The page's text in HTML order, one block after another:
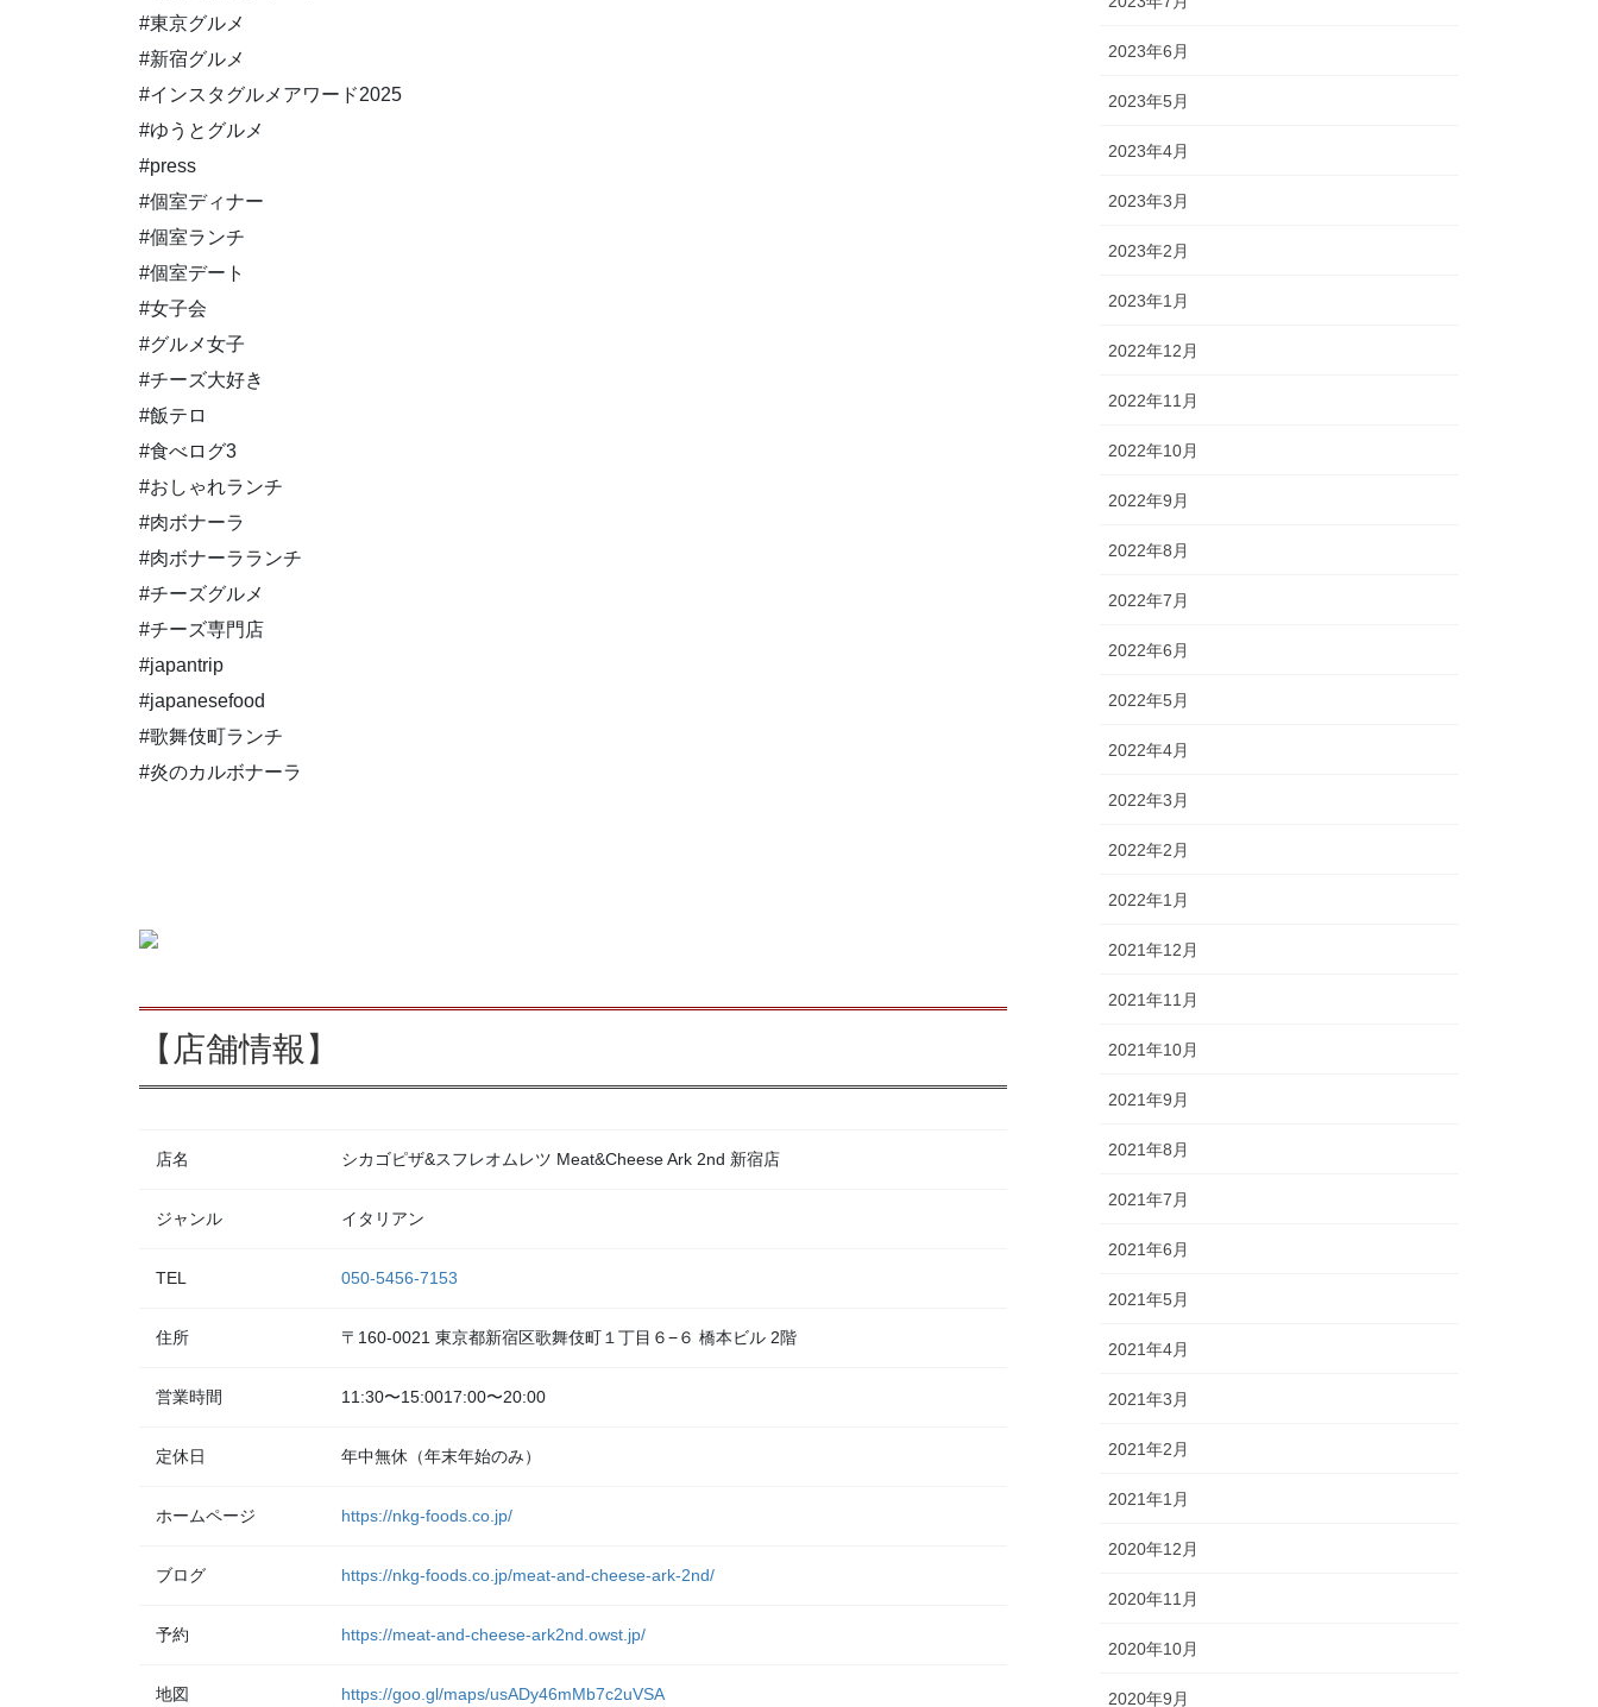
#東京グルメ
#新宿グルメ
#インスタグルメアワード2025
#ゆうとグルメ
#press
#個室ディナー
#個室ランチ
#個室デート
#女子会
#グルメ女子
#チーズ大好き
#飯テロ
#食べログ3
#おしゃれランチ
#肉ボナーラ
#肉ボナーラランチ
#チーズグルメ
#チーズ専門店
#japantrip
#japanesefood
#歌舞伎町ランチ
#炎のカルボナーラ
【店舗情報】
店名 シカゴピザ&スフレオムレツ Meat&Cheese Ark 2nd 新宿店
ジャンル イタリアン
TEL 050-5456-7153
住所 〒160-0021 東京都新宿区歌舞伎町１丁目６−６ 橋本ビル 2階
営業時間 11:30〜15:0017:00〜20:00
定休日 年中無休（年末年始のみ）
ホームページ https://nkg-foods.co.jp/
ブログ https://nkg-foods.co.jp/meat-and-cheese-ark-2nd/
予約 https://meat-and-cheese-ark2nd.owst.jp/
地図 https://goo.gl/maps/usADy46mMb7c2uVSA
2023年6月
2023年5月
2023年4月
2023年3月
2023年2月
2023年1月
2022年12月
2022年11月
2022年10月
2022年9月
2022年8月
2022年7月
2022年6月
2022年5月
2022年4月
2022年3月
2022年2月
2022年1月
2021年12月
2021年11月
2021年10月
2021年9月
2021年8月
2021年7月
2021年6月
2021年5月
2021年4月
2021年3月
2021年2月
2021年1月
2020年12月
2020年11月
2020年10月
2020年9月